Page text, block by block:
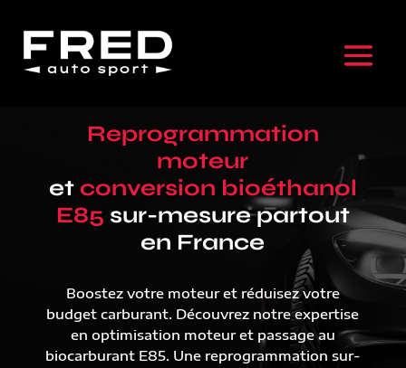
Reprogrammation
moteur
et conversion bioéthanol
E85 sur-mesure partout
en France
Boostez votre moteur et réduisez votre
budget carburant. Découvrez notre expertise
en optimisation moteur et passage au
biocarburant E85. Une reprogrammation sur-